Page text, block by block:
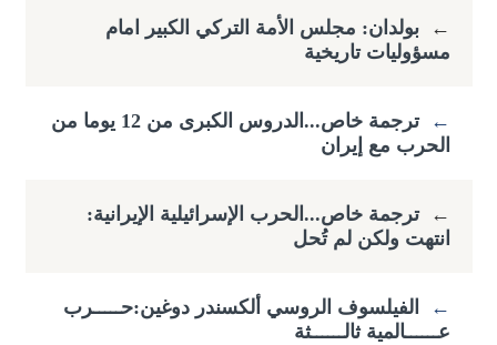
←
بولدان: مجلس الأمة التركي الكبير امام
مسؤوليات تاريخية
←
ترجمة خاص...الدروس الكبرى من 12 يوما من
الحرب مع إيران
← ترجمة خاص...الحرب الإسرائيلية الإيرانية:
انتهت ولكن لم تُحل
←
الفيلسوف الروسي ألكسندر دوغين:حـــــرب
عــــــالمية ثالــــــثة